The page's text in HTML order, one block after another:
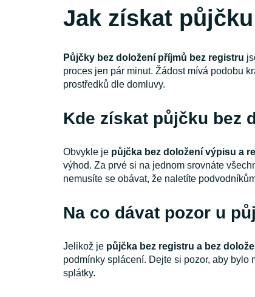
Jak získat
Půjčky bez doložení příjmů bez registru
proces jen pár minut. Žádost mívá podobu
prostředků dle domluvy.
Kde získat půjčku bez
Obvykle je půjčka bez doložení výpisu a
výhod. Za prvé si na jednom srovnáte
nemusíte se obávat, že naletíte
Na co dávat pozor u
Jelikož je půjčka bez registru a bez
podmínky splácení. Dejte si pozor, aby
splátky.